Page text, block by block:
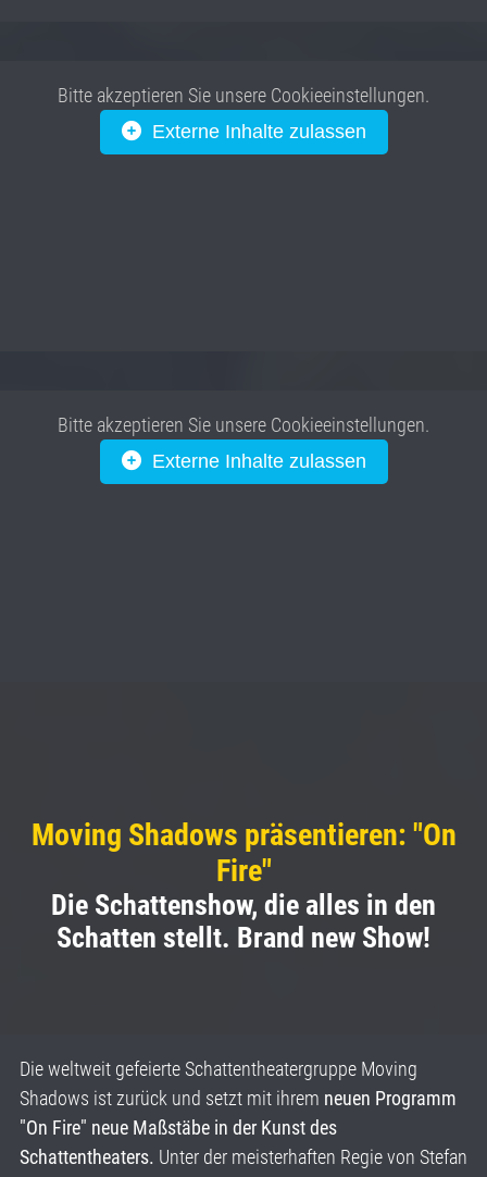
Bitte akzeptieren Sie unsere Cookieeinstellungen.
Externe Inhalte zulassen
Bitte akzeptieren Sie unsere Cookieeinstellungen.
Externe Inhalte zulassen
Moving Shadows präsentieren: "On
Fire"
Die Schattenshow, die alles in den
Schatten stellt. Brand new Show!
Die weltweit gefeierte Schattentheatergruppe Moving
Shadows ist zurück und setzt mit ihrem neuen Programm
"On Fire" neue Maßstäbe in der Kunst des
Schattentheaters. Unter der meisterhaften Regie von Stefan